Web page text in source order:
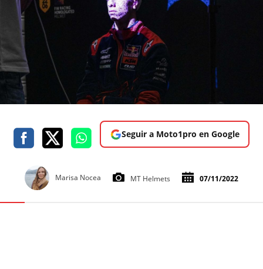
Seguir a Moto1pro en Google
Marisa Nocea MT Helmets 07/11/2022